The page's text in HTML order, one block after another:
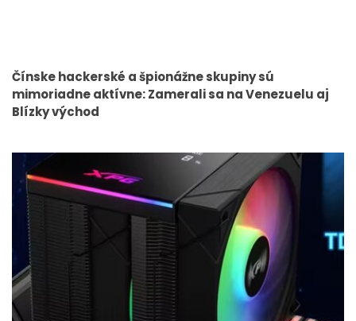
Čínske hackerské a špionážne skupiny sú
mimoriadne aktívne: Zamerali sa na Venezuelu aj
Blízky východ